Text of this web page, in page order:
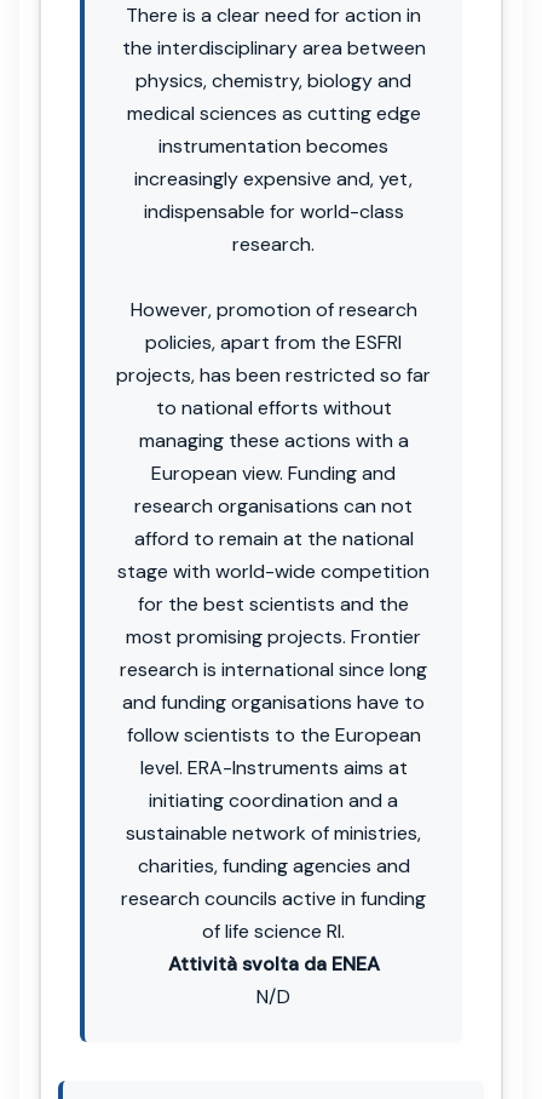
There is a clear need for action in
the interdisciplinary area between
physics, chemistry, biology and
medical sciences as cutting edge
instrumentation becomes
increasingly expensive and, yet,
indispensable for world-class
research.
However, promotion of research
policies, apart from the ESFRI
projects, has been restricted so far
to national efforts without
managing these actions with a
European view. Funding and
research organisations can not
afford to remain at the national
stage with world-wide competition
for the best scientists and the
most promising projects. Frontier
research is international since long
and funding organisations have to
follow scientists to the European
level. ERA-Instruments aims at
initiating coordination and a
sustainable network of ministries,
charities, funding agencies and
research councils active in funding
of life science RI.
Attività svolta da ENEA
N/D